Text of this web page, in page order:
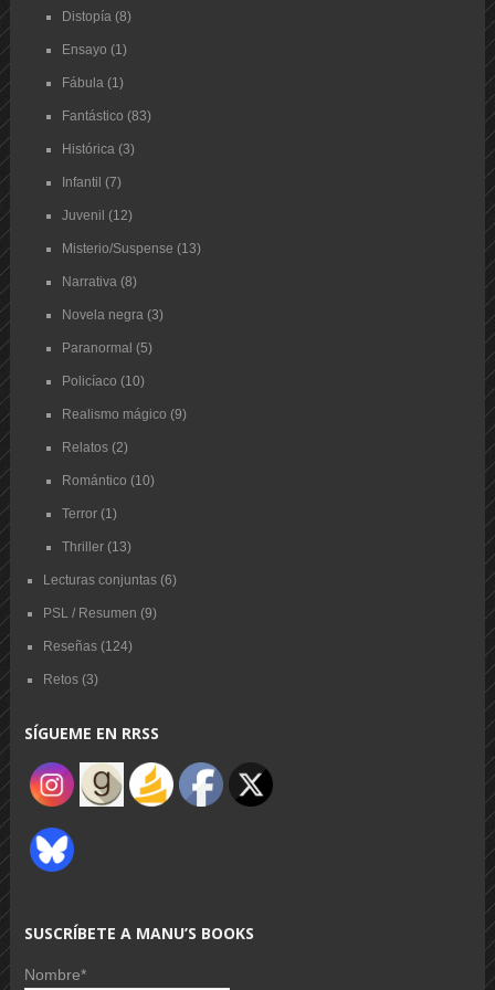
Distopía (8)
Ensayo (1)
Fábula (1)
Fantástico (83)
Histórica (3)
Infantil (7)
Juvenil (12)
Misterio/Suspense (13)
Narrativa (8)
Novela negra (3)
Paranormal (5)
Policíaco (10)
Realismo mágico (9)
Relatos(2)
Romántico (10)
Terror(1)
Thriller(13)
Lecturas conjuntas(6)
PSL / Resumen (9)
Reseñas(124)
Retos(3)
SÍGUEME EN RRSS
SUSCRÍBETE A MANU’S BOOKS
Nombre*